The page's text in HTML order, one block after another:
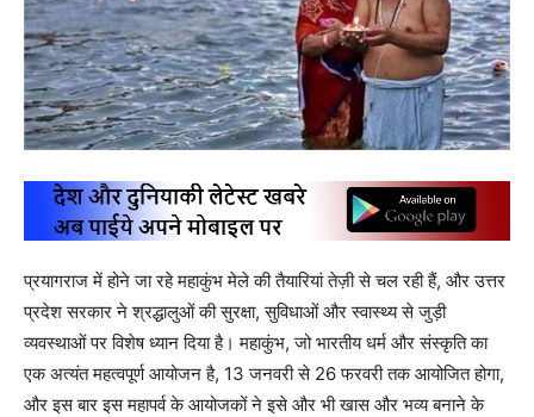
प्रयागराज में होने जा रहे महाकुंभ मेले की तैयारियां तेज़ी से चल रही हैं, और उत्तर
प्रदेश सरकार ने श्रद्धालुओं की सुरक्षा, सुविधाओं और स्वास्थ्य से जुड़ी
व्यवस्थाओं पर विशेष ध्यान दिया है। महाकुंभ, जो भारतीय धर्म और संस्कृति का
एक अत्यंत महत्वपूर्ण आयोजन है, 13 जनवरी से 26 फरवरी तक आयोजित होगा,
और इस बार इस महापर्व के आयोजकों ने इसे और भी खास और भव्य बनाने के